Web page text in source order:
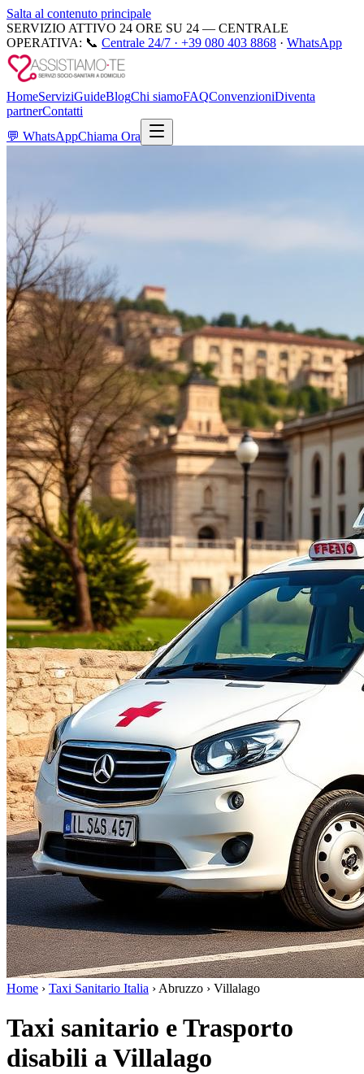
Salta al contenuto principale
SERVIZIO ATTIVO 24 ORE SU 24 — CENTRALE
OPERATIVA: 📞 Centrale 24/7 · +39 080 403 8868 · WhatsApp
HomeServiziGuideBlogChi siamoFAQConvenzioniDiventa
partnerContatti
💬 WhatsAppChiama Ora
Home › Taxi Sanitario Italia › Abruzzo › Villalago
Taxi sanitario e Trasporto
disabili a Villalago